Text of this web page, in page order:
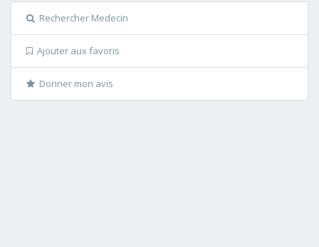
Rechercher Medecin
Ajouter aux favoris
Donner mon avis